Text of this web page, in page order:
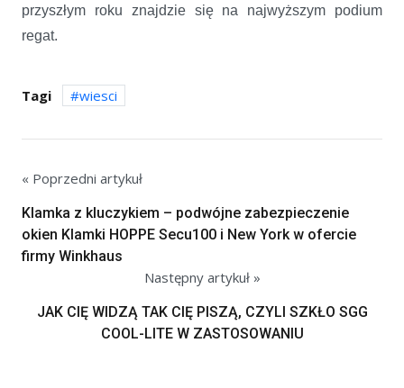
przyszłym roku znajdzie się na najwyższym podium
regat.
Tagi wiesci
« Poprzedni artykuł
Klamka z kluczykiem – podwójne zabezpieczenie
okien Klamki HOPPE Secu100 i New York w ofercie
firmy Winkhaus
Następny artykuł »
JAK CIĘ WIDZĄ TAK CIĘ PISZĄ, CZYLI SZKŁO SGG
COOL-LITE W ZASTOSOWANIU